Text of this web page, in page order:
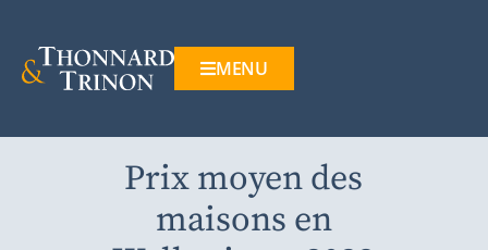
MENU
Prix moyen des
maisons en